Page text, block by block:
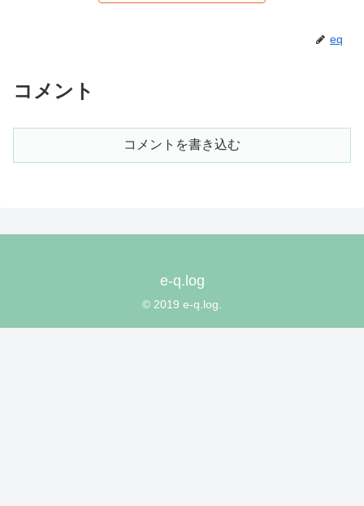
eq
コメント
コメントを書き込む
e-q.log
© 2019 e-q.log.